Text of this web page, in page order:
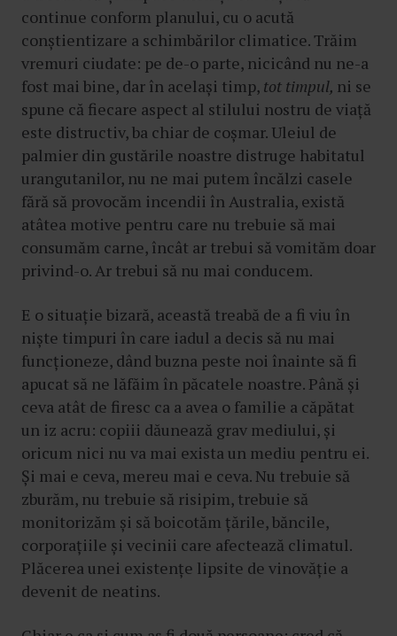
continue conform planului, cu o acută
conștientizare a schimbărilor climatice. Trăim
vremuri ciudate: pe de-o parte, nicicând nu ne-a
fost mai bine, dar în același timp, tot timpul, ni se
spune că fiecare aspect al stilului nostru de viață
este distructiv, ba chiar de coșmar. Uleiul de
palmier din gustările noastre distruge habitatul
urangutanilor, nu ne mai putem încălzi casele
fără să provocăm incendii în Australia, există
atâtea motive pentru care nu trebuie să mai
consumăm carne, încât ar trebui să vomităm doar
privind-o. Ar trebui să nu mai conducem.
E o situație bizară, această treabă de a fi viu în
niște timpuri în care iadul a decis să nu mai
funcționeze, dând buzna peste noi înainte să fi
apucat să ne lăfăim în păcatele noastre. Până și
ceva atât de firesc ca a avea o familie a căpătat
un iz acru: copiii dăunează grav mediului, și
oricum nici nu va mai exista un mediu pentru ei.
Și mai e ceva, mereu mai e ceva. Nu trebuie să
zburăm, nu trebuie să risipim, trebuie să
monitorizăm și să boicotăm țările, băncile,
corporațiile și vecinii care afectează climatul.
Plăcerea unei existențe lipsite de vinovăție a
devenit de neatins.